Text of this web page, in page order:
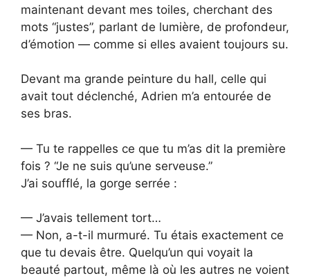
maintenant devant mes toiles, cherchant des
mots “justes”, parlant de lumière, de profondeur,
d’émotion — comme si elles avaient toujours su.
Devant ma grande peinture du hall, celle qui
avait tout déclenché, Adrien m’a entourée de
ses bras.
— Tu te rappelles ce que tu m’as dit la première
fois ? “Je ne suis qu’une serveuse.”
J’ai soufflé, la gorge serrée :
— J’avais tellement tort…
— Non, a-t-il murmuré. Tu étais exactement ce
que tu devais être. Quelqu’un qui voyait la
beauté partout, même là où les autres ne voient